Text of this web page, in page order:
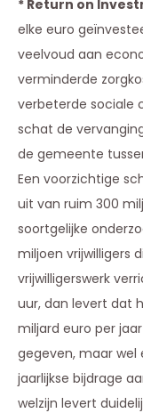
* Return on
elke euro
veelvoud aan
verminderde
verbeterde sociale
schat de
de gemeente
Een voorzichtige
uit van ruim 300
soortgelijke
miljoen vrijwilligers
vrijwilligerswerk
uur, dan levert dat
miljard euro per
gegeven, maar wel
jaarlijkse bijdrage
welzijn levert